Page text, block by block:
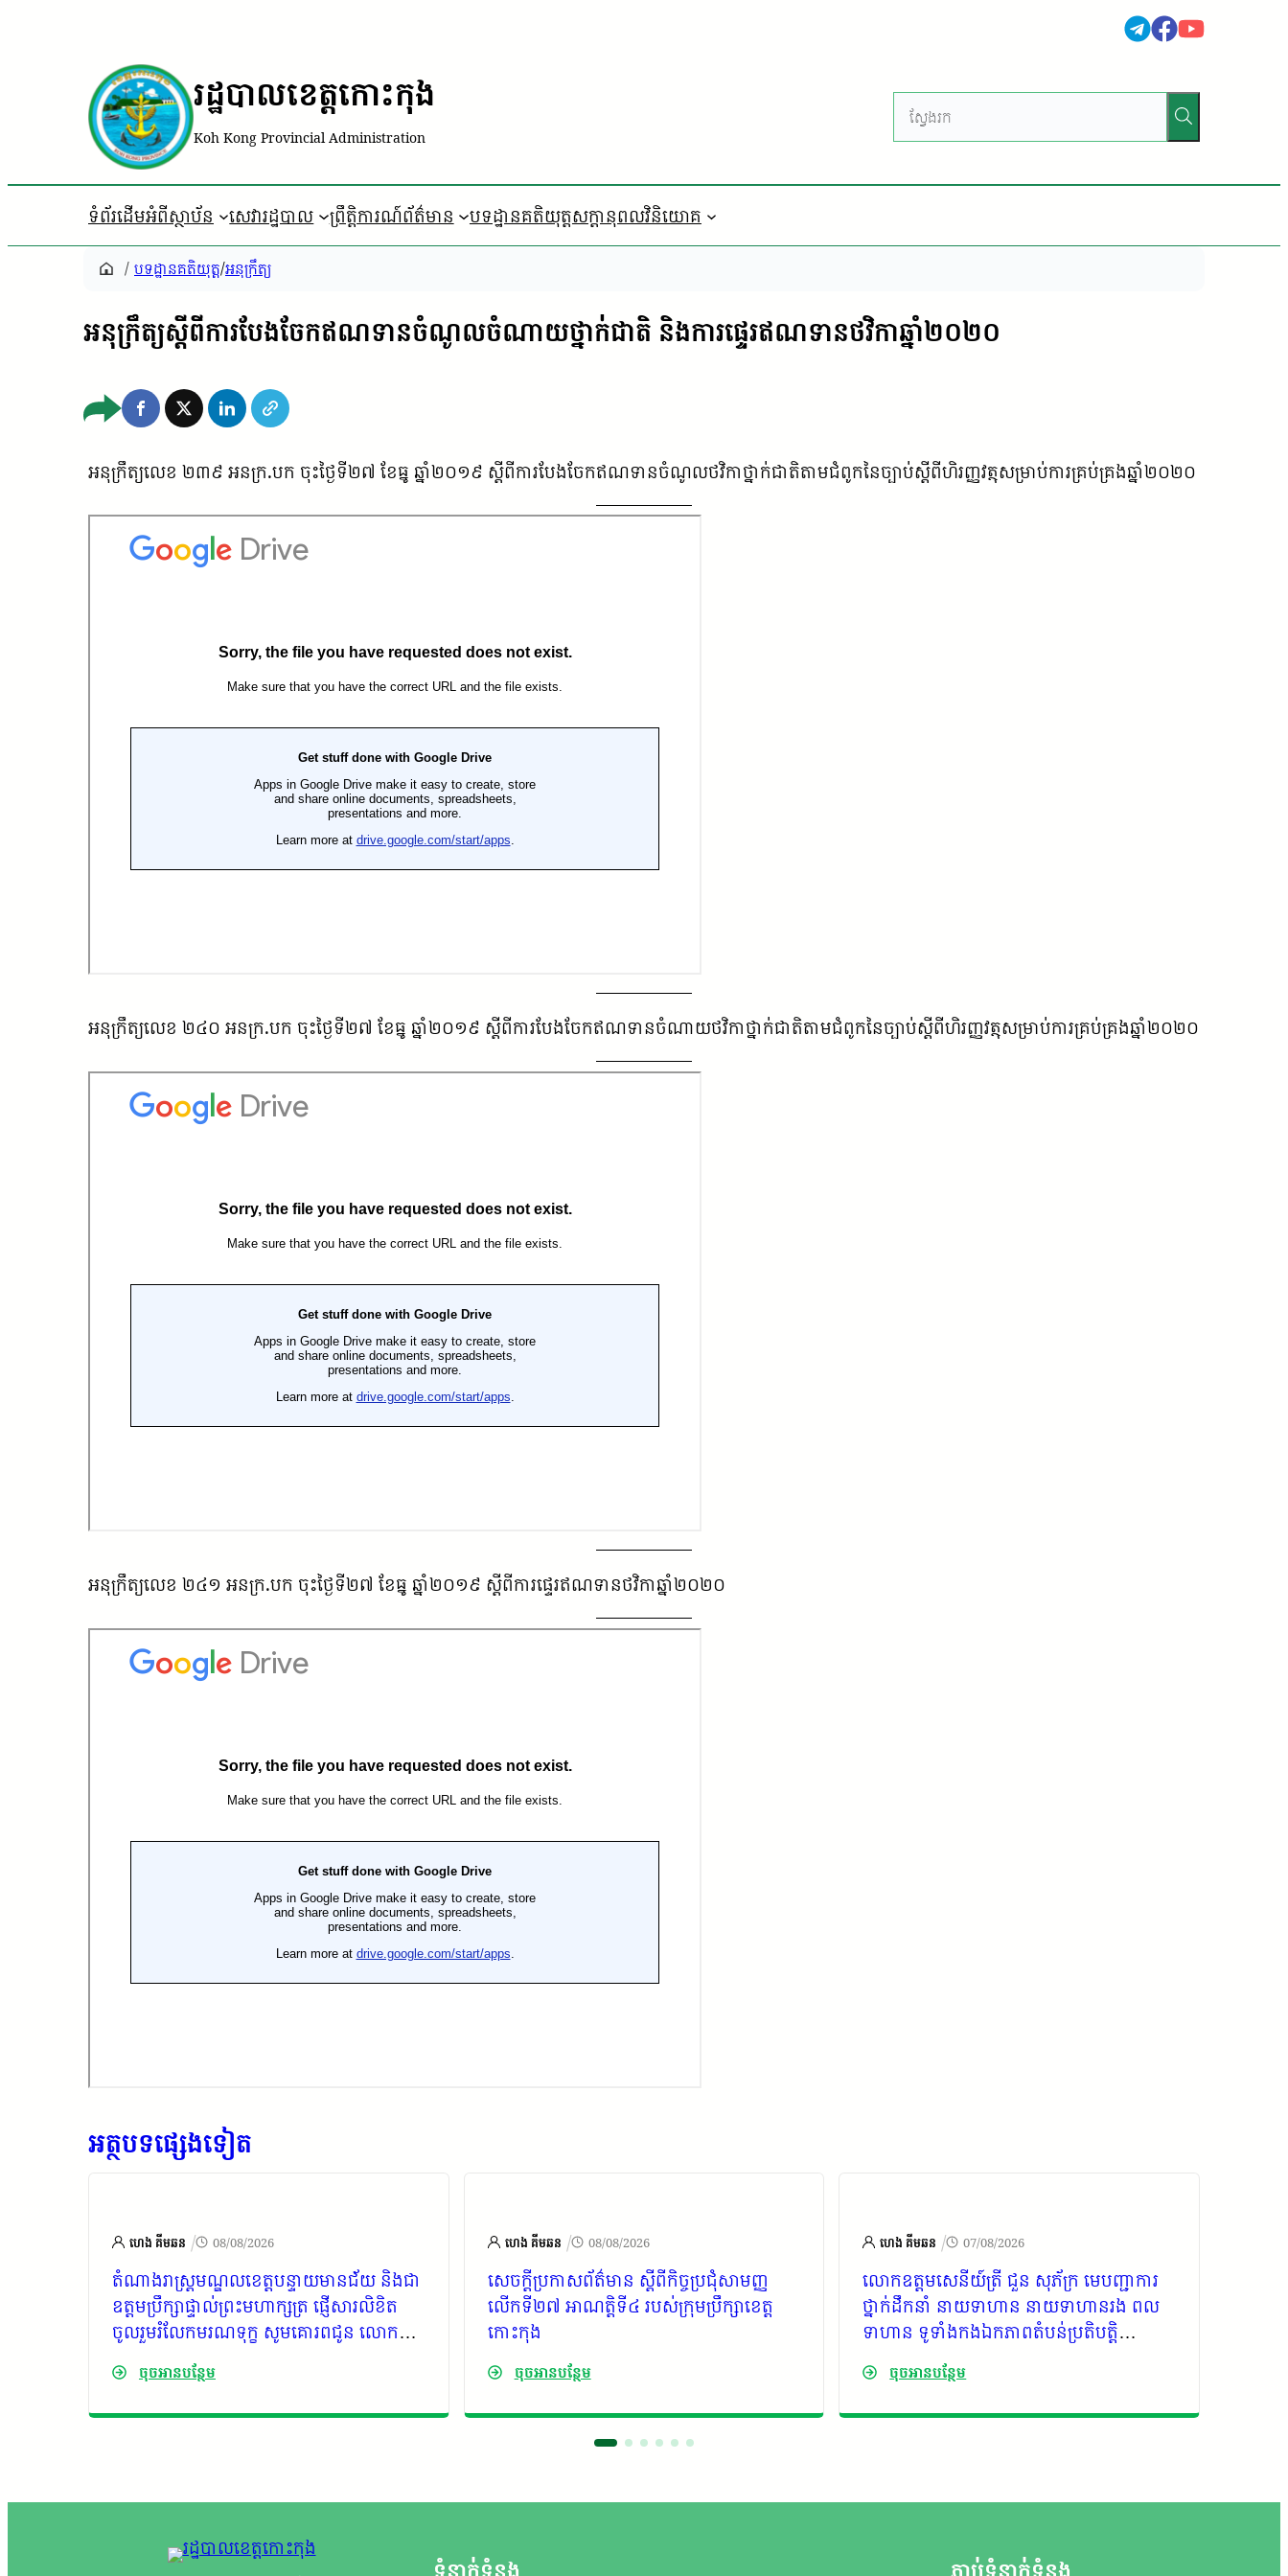
រដ្ឋបាលខេត្តកោះកុង
Koh Kong Provincial Administration
ទំព័រដើមអំពីស្ថាប័ន សេវារដ្ឋបាល ព្រឹត្តិការណ៍ព័ត៌មាន បទដ្ឋានគតិយុត្ត​សក្តានុពលវិនិយោគ
/ បទដ្ឋាន​គតិយុត្ត/អនុក្រឹត្យ
អនុក្រឹត្យស្តីពីការបែងចែកឥណទានចំណូលចំណាយថ្នាក់ជាតិ និងការផ្ទេរឥណទានថវិកាឆ្នាំ២០២០
អនុក្រឹត្យលេខ ២៣៩ អនក្រ.បក ចុះថ្ងៃទី២៧ ខែធ្នូ ឆ្នាំ២០១៩ ស្តីពីការបែងចែកឥណទានចំណូលថវិកាថ្នាក់ជាតិតាមជំពូកនៃច្បាប់ស្តីពីហិរញ្ញវត្ថុសម្រាប់ការគ្រប់គ្រងឆ្នាំ២០២០
អនុក្រឹត្យលេខ ២៤០ អនក្រ.បក ចុះថ្ងៃទី២៧ ខែធ្នូ ឆ្នាំ២០១៩ ស្តីពីការបែងចែកឥណទានចំណាយថវិកាថ្នាក់ជាតិតាមជំពូកនៃច្បាប់ស្តីពីហិរញ្ញវត្ថុសម្រាប់ការគ្រប់គ្រងឆ្នាំ២០២០
អនុក្រឹត្យលេខ ២៤១ អនក្រ.បក ចុះថ្ងៃទី២៧ ខែធ្នូ ឆ្នាំ២០១៩ ស្តីពីការផ្ទេរឥណទានថវិកាឆ្នាំ២០២០
អត្ថបទផ្សេងទៀត
ហេង គីមឆន / 08/08/2026
តំណាងរាស្ត្រមណ្ឌលខេត្តបន្ទាយមានជ័យ និងជា
ឧត្តមប្រឹក្សាផ្ទាល់ព្រះមហាក្សត្រ ផ្ញើសារលិខិត
ចូលរួមរំលែកមរណទុក្ខ សូមគោរពជូន លោក
ដោយបានទទួលដំណឹងថា ឯកឧត្តម កាយ សំរួម
ជាទីប្រឹក្សារាជរដ្ឋាភិបាលកម្ពុជា
ចុចអានបន្ថែម
ហេង គីមឆន / 08/08/2026
សេចក្តីប្រកាសព័ត៌មាន ស្តីពីកិច្ចប្រជុំសាមញ្ញ
លើកទី២៧ អាណត្តិទី៤ របស់ក្រុមប្រឹក្សាខេត្ត
កោះកុង
ចុចអានបន្ថែម
ហេង គីមឆន / 07/08/2026
លោកឧត្តមសេនីយ៍ត្រី ជួន សុភ័ក្រ មេបញ្ជាការ
ថ្នាក់ដឹកនាំ នាយទាហាន នាយទាហានរង ពល
ទាហាន ទូទាំងកងឯកភាពតំបន់ប្រតិបត្តិ
គ្រួសារសព ឯកឧត្តម កាយ សំរួម ជាទីប្រឹក្សារាជ
រដ្ឋាភិបាលកម្ពុជា
ចុចអានបន្ថែម
ទំនាក់ទំនង ភ្ជាប់ទំនាក់ទំនង